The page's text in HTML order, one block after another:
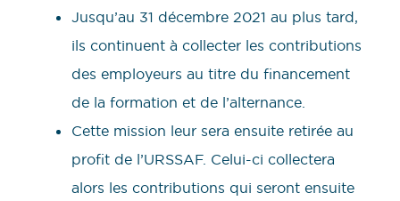
Jusqu’au 31 décembre 2021 au plus tard,
ils continuent à collecter les contributions
des employeurs au titre du financement
de la formation et de l’alternance.
Cette mission leur sera ensuite retirée au
profit de l’URSSAF. Celui-ci collectera
alors les contributions qui seront ensuite